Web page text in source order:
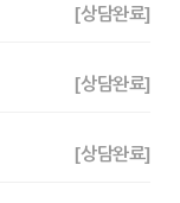
[상담완료]
[상담완료]
[상담완료]